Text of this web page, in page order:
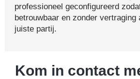
professioneel geconfigureerd
betrouwbaar en zonder vertraging
juiste partij.
Kom in contact